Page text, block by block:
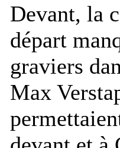
Devant, la
départ
graviers
Max